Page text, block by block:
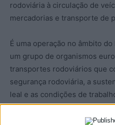
rodoviária à circulação de
mercadorias e transporte de
É uma operação no âmbito do
um grupo de organismos
transportes rodoviários que
segurança rodoviária, a
leal e as condições de
A operação, que vai decorrer